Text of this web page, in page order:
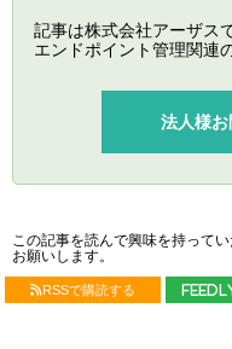
記事は株式会社アーザス
エンドポイント管理関連
法人様
この記事を読んで興味を持って
お願いします。
RSSで購読する feedly